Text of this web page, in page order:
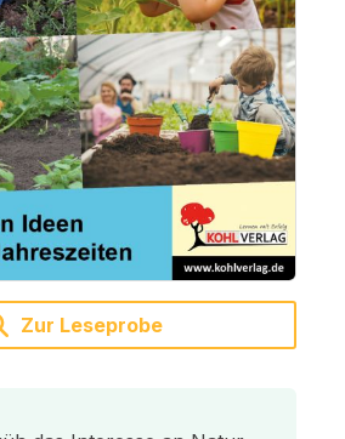
Zur Leseprobe